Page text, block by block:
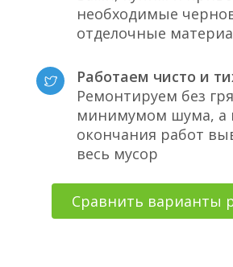
необходимые
отделочные
Работаем чисто и
Ремонтируем без
минимумом шума, а
окончания работ
весь мусор
Сравнить варианты